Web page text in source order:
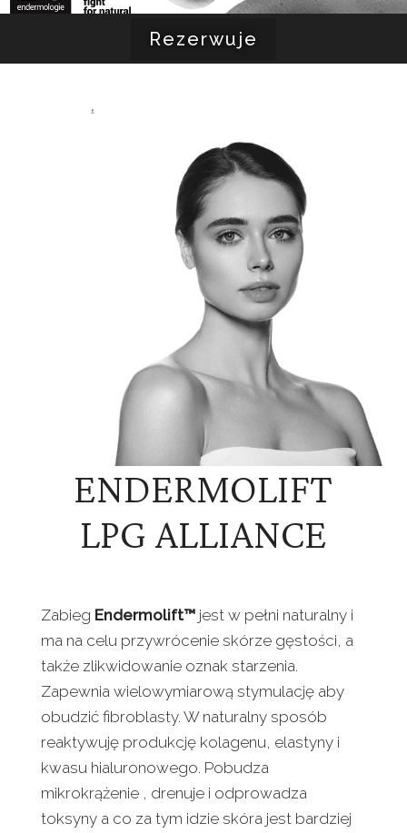
Rezerwuje
ENDERMOLIFT
LPG ALLIANCE
Zabieg Endermolift™jest w pełni naturalny i
ma na celu przywrócenie skórze gęstości, a
także zlikwidowanie oznak starzenia.
Zapewnia wielowymiarową stymulację aby
obudzić fibroblasty. W naturalny sposób
reaktywuję produkcję kolagenu, elastyny i
kwasu hialuronowego. Pobudza
mikrokrążenie , drenuje i odprowadza
toksyny a co za tym idzie skóra jest bardziej